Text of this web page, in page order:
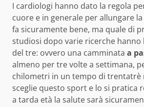
I cardiologi hanno dato la regola
cuore e in generale per allungare
fa sicuramente bene, ma quale di
studiosi dopo varie ricerche hanno
del tre: ovvero una camminata a
almeno per tre volte a settimana,
chilometri in un tempo di trentatrè
sceglie questo sport e lo si pratica
a tarda età la salute sarà